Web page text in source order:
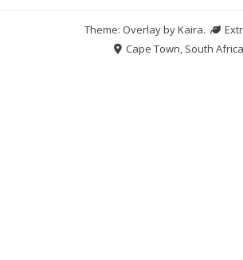
Theme: Overlay byKaira.
Cape Town, South Africa